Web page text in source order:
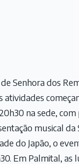
Senhora dos
atividades
na sede,
musical
do Japão, o
Em Palmital, as